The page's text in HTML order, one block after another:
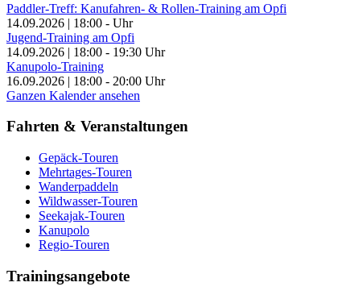
Paddler-Treff: Kanufahren- & Rollen-Training am Opfi
14.09.2026 | 18:00 - Uhr
Jugend-Training am Opfi
14.09.2026 | 18:00 - 19:30 Uhr
Kanupolo-Training
16.09.2026 | 18:00 - 20:00 Uhr
Ganzen Kalender ansehen
Fahrten & Veranstaltungen
Gepäck-Touren
Mehrtages-Touren
Wanderpaddeln
Wildwasser-Touren
Seekajak-Touren
Kanupolo
Regio-Touren
Trainingsangebote